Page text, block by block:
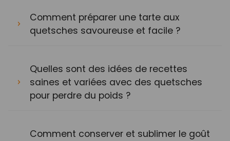
Comment préparer une tarte aux
quetsches savoureuse et facile ?
Quelles sont des idées de recettes
saines et variées avec des quetsches
pour perdre du poids ?
Comment conserver et sublimer le goût